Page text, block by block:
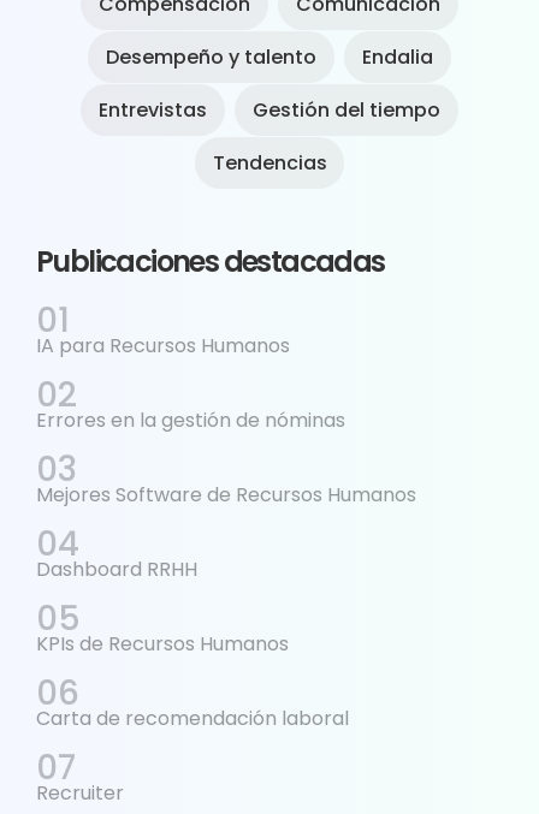
Desempeño y talento
Endalia
Entrevistas
Gestión del tiempo
Tendencias
Publicaciones destacadas
IA para Recursos Humanos
Errores en la gestión de nóminas
Mejores Software de Recursos Humanos
Dashboard RRHH
KPIs de Recursos Humanos
Carta de recomendación laboral
Recruiter